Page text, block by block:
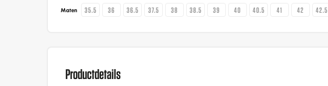
Maten 35.5 36 36.5 37.5 38 38.5 39 40 40.5 41 42 42.5
Productdetails